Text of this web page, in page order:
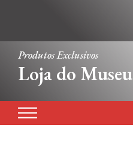
Produtos Exclusivos
Loja do Museu